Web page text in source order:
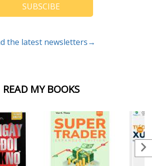
READ MY BOOKS
SUBSCIBE
the latest newsletters→